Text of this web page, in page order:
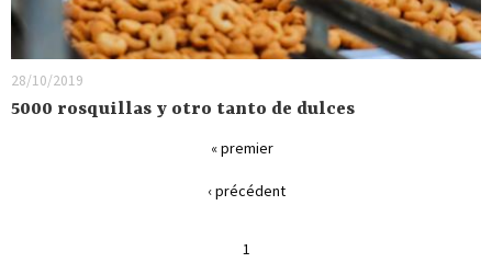
28/10/2019
5000 rosquillas y otro tanto de dulces
« premier
‹ précédent
1